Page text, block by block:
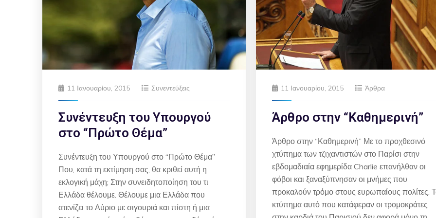
11 Ιανουαρίου, 2015 Συνεντεύξεις
Συνέντευξη του Υπουργού
στο “Πρώτο Θέμα”
Συνέντευξη του Υπουργού στο “Πρώτο Θέμα”
Που, κατά τη εκτίμηση σας, θα κριθεί αυτή η
εκλογική μάχη; Στην συνειδητοποίηση του τι
Ελλάδα θέλουμε. Θέλουμε μια Ελλάδα που
ατενίζει το Αύριο με σιγουριά και πίστη ή μια
11 Ιανουαρίου, 2015 Άρθρα
Άρθρο στην “Καθημερινή”
Άρθρο στην “Καθημερινή” Με το προχθεσινό
χτύπημα των τζιχαντιστών στο Παρίσι στην
εβδομαδιαία εφημερίδα Charlie επανήλθαν οι
φόβοι και ξαναξύπνησαν οι μνήμες που
προκαλούν τρόμο στους ευρωπαίους πολίτες.
κτύπημα αυτό που κατάφεραν οι τρομοκράτες